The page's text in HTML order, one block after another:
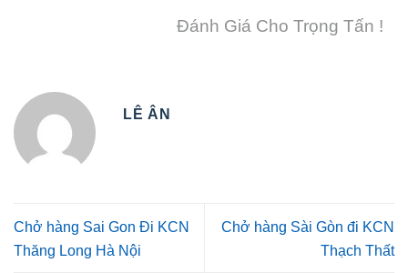
Đánh Giá Cho Trọng Tấn !
LÊ ÂN
Chở hàng Sai Gon Đi KCN
Thăng Long Hà Nội
Chở hàng Sài Gòn đi KCN
Thạch Thất